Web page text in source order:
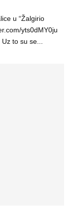
u “Žalgirio
yts0dMY0ju
to su se...